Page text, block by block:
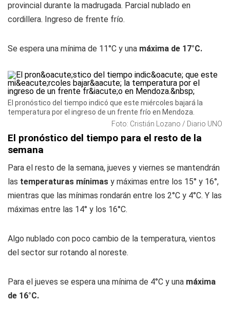
provincial durante la madrugada. Parcial nublado en
cordillera. Ingreso de frente frío.
Se espera una mínima de 11°C y una máxima de 17°C.
El pronóstico del tiempo indicó que este miércoles bajará la
temperatura por el ingreso de un frente frío en Mendoza.
Foto: Cristián Lozano / Diario UNO
El pronóstico del tiempo para el resto de la
semana
Para el resto de la semana, jueves y viernes se mantendrán
las temperaturas mínimas y máximas entre los 15° y 16°,
mientras que las mínimas rondarán entre los 2°C y 4°C. Y las
máximas entre las 14° y los 16°C.
Algo nublado con poco cambio de la temperatura, vientos
del sector sur rotando al noreste.
Para el jueves se espera una mínima de 4°C y una máxima
de 16°C.